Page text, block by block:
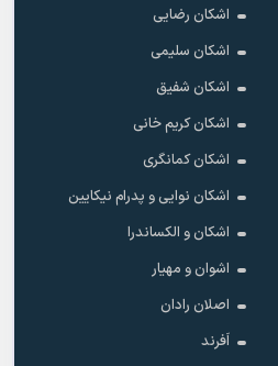
اشکان رضایی
اشکان سلیمی
اشکان شفیق
اشکان کریم خانی
اشکان کمانگری
اشکان نوایی و پدرام نیکایین
اشکان و الکساندرا
اشوان و مهیار
اصلان رادان
اَفرند